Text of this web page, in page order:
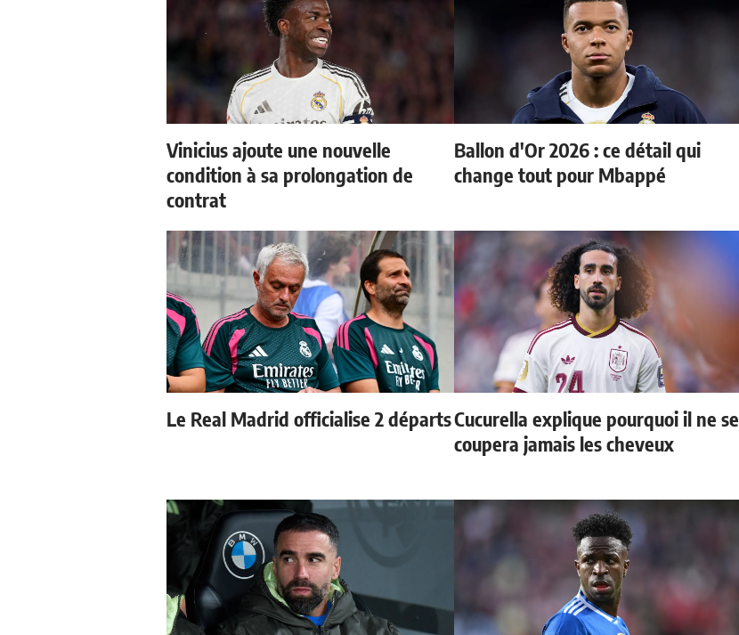
Vinicius ajoute une nouvelle
condition à sa prolongation de
contrat
Ballon d'Or 2026 : ce détail qui
change tout pour Mbappé
Le Real Madrid officialise 2 départsCucurella explique pourquoi il ne se
coupera jamais les cheveux